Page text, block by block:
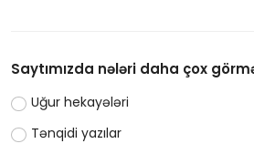
Saytımızda nələri daha çox
Uğur hekayələri
Tənqidi yazılar